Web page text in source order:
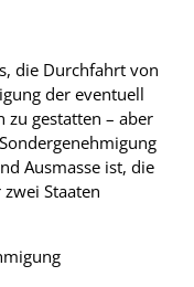
die Durchfahrt von
der eventuell
zu gestatten – aber
Ausmasse ist, die
Staaten